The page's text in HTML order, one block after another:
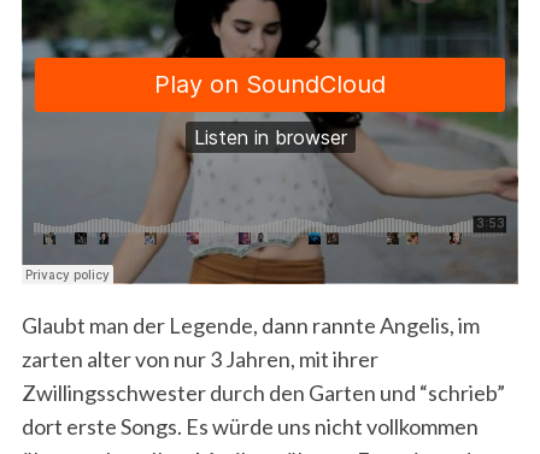
Glaubt man der Legende, dann rannte Angelis, im
zarten alter von nur 3 Jahren, mit ihrer
Zwillingsschwester durch den Garten und “schrieb”
dort erste Songs. Es würde uns nicht vollkommen